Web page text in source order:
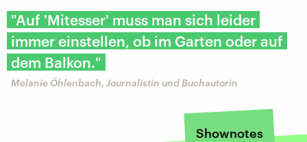
"Auf 'Mitesser' muss man sich leider
immer einstellen, ob im Garten oder auf
dem Balkon."
Melanie Öhlenbach, Journalistin und Buchautorin
Shownotes